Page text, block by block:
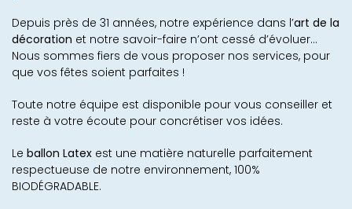
Depuis près de 31 années, notre expérience dans l’art de la
décoration et notre savoir-faire n’ont cessé d’évoluer...
Nous sommes fiers de vous proposer nos services, pour
que vos fêtes soient parfaites !
Toute notre équipe est disponible pour vous conseiller et
reste à votre écoute pour concrétiser vos idées.
Le ballon Latex est une matière naturelle parfaitement
respectueuse de notre environnement, 100%
BIODÉGRADABLE.